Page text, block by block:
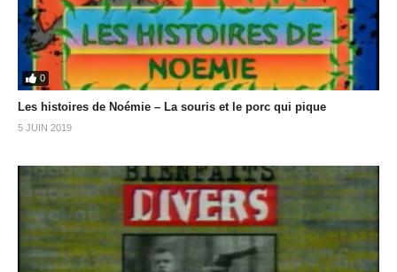
0
Les histoires de Noémie – La souris et le porc qui pique
5 JUIN 2019